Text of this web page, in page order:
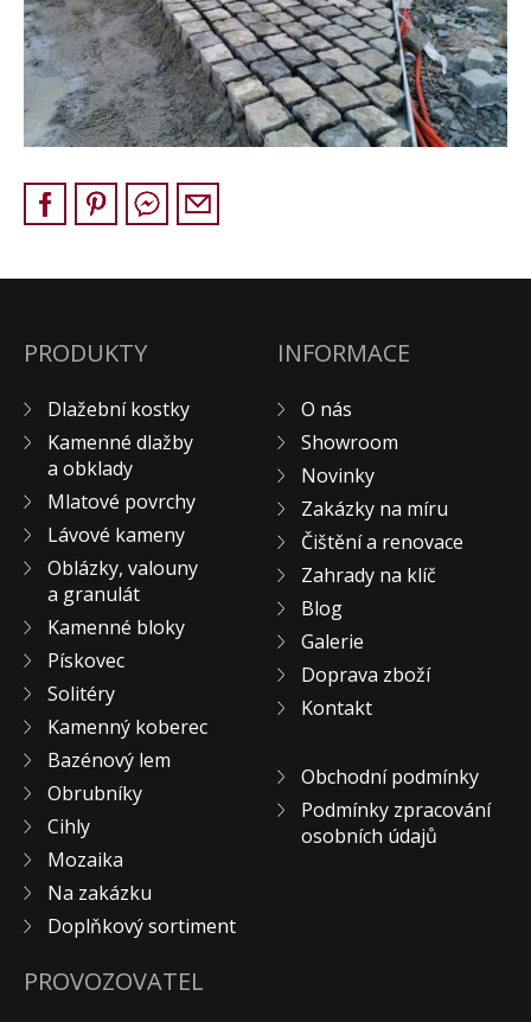
Pískovec
Solitéry
Kamenné bloky
Výrobky z kamene na zakázku
Creative Floor
Doplňkový sortiment
KAMENNÉ DLAŽBY, OBKLADY
ZAKÁZKY NA MÍRU
VÝPRODEJ
BLOG
KONTAKT
PRODUKTY
Dlažební kostky
Kamenné dlažby
a obklady
Mlatové povrchy
Lávové kameny
Oblázky, valouny
a granulát
Kamenné bloky
Pískovec
Solitéry
Kamenný koberec
Bazénový lem
Obrubníky
Cihly
Mozaika
Na zakázku
Doplňkový sortiment
INFORMACE
O nás
Showroom
Novinky
Zakázky na míru
Čištění a renovace
Zahrady na klíč
Blog
Galerie
Doprava zboží
Kontakt
Obchodní podmínky
Podmínky zpracování
osobních údajů
PROVOZOVATEL